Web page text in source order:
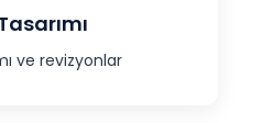
ve revizyonlar